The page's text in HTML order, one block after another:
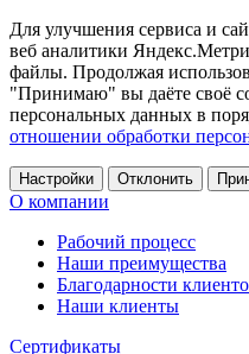
Для улучшения сервиса и
веб аналитики
файлы. Продолжая
"Принимаю" вы даёте своё
персональных данных в
отношении обработки
Настройки Отклонить
О компании
Рабочий процесс
Наши преимущества
Благодарности
Наши клиенты
Сертификаты